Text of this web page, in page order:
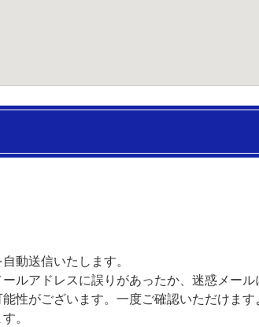
動送信いたします。
ルアドレスに誤りがあったか、迷惑メー
性がございます。一度ご確認いただけます
。